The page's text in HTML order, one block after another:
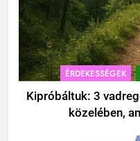
ÉRDEKESSÉGEK
Kipróbáltuk: 3
közelében,